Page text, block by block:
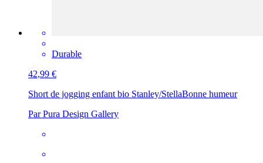
Durable
42,99 €
Short de jogging enfant bio Stanley/StellaBonne humeur
Par Pura Design Gallery